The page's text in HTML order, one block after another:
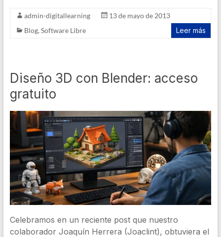
admin-digitallearning
13 de mayo de 2013
Blog, Software Libre Leer más
Diseño 3D con Blender: acceso
gratuito
Celebramos en un reciente post que nuestro
colaborador Joaquín Herrera (Joaclint), obtuviera el